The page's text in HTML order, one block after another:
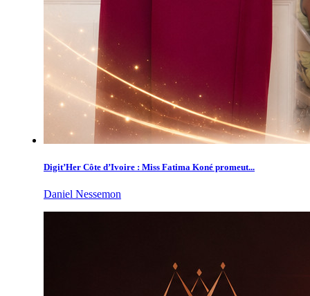
Digit’Her Côte d’Ivoire : Miss Fatima Koné promeut...
Daniel Nessemon